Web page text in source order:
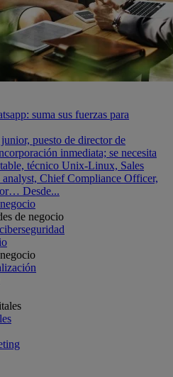
suma sus fuerzas para
puesto de director de
inmediata; se necesita
técnico Unix-Linux, Sales
analyst, Chief Compliance Officer,
Desde...
de negocio